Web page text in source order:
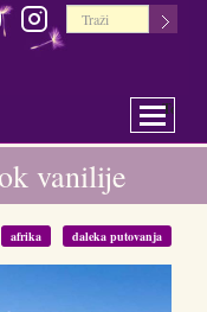
vanilije
afrika daleka putovanja